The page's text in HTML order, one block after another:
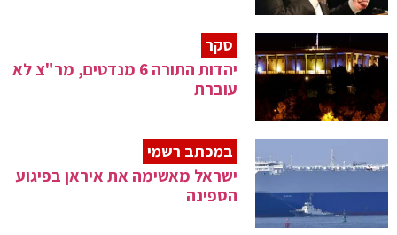
סקר
יהדות התורה 6 מנדטים, מר"צ לא
עוברת
במכתב רשמי
ישראל מאשימה את איראן בפיגוע
הספינה